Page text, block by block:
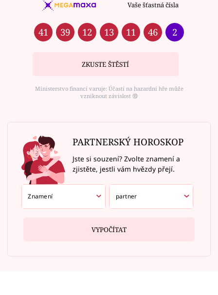
Vaše šťastná čísla
41 39 12 13 11 46 2
ZKUSTE ŠTĚSTÍ
Ministerstvo financí varuje: Účastí na hazardní hře může
vzniknout závislost ⑱
PARTNERSKÝ HOROSKOP
Jste si souzení? Zvolte znamení a
zjistěte, jestli vám hvězdy přejí.
VYPOČÍTAT